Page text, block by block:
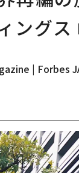
ング
| Forbes